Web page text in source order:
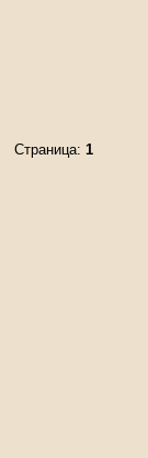
Страница: 1